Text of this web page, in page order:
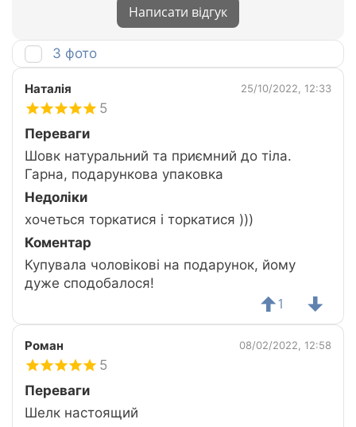
Написати відгук
З фото
Наталія 25/10/2022, 12:33
5
Переваги
Шовк натуральний та приємний до тіла.
Гарна, подарункова упаковка
Недоліки
хочеться торкатися і торкатися )))
Коментар
Купувала чоловікові на подарунок, йому
дуже сподобалося!
1
Роман 08/02/2022, 12:58
5
Переваги
Шелк настоящий